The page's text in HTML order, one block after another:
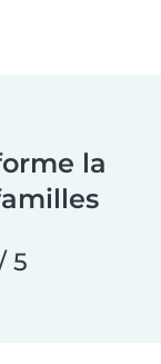
la
5